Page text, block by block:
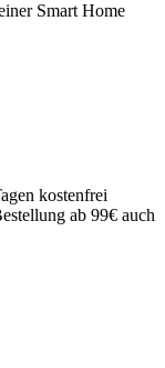
Smart Home
kostenfrei
ab 99€ auch